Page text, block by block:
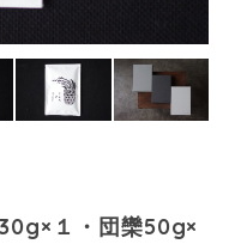
１・団欒50g×